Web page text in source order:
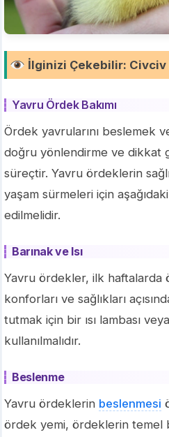
İlginizi Çekebilir: Civciv
Yavru Ördek Bakımı
Ördek yavrularını beslemek
doğru yönlendirme ve dikkat
süreçtir. Yavru ördeklerin
yaşam sürmeleri için
edilmelidir.
Barınak ve Isı
Yavru ördekler, ilk haftalarda
konforları ve sağlıkları
tutmak için bir ısı lambası
kullanılmalıdır.
Beslenme
Yavru ördeklerin beslenmesi
ördek yemi, ördeklerin temel